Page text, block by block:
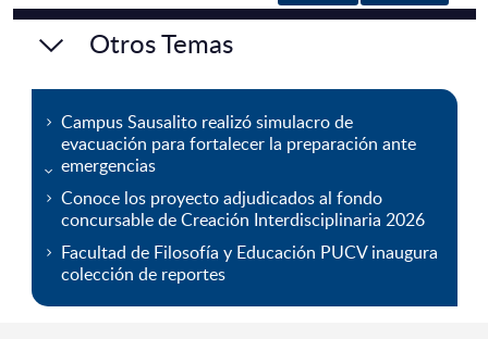
Otros Temas
Campus Sausalito realizó simulacro de
evacuación para fortalecer la preparación ante
emergencias
Conoce los proyecto adjudicados al fondo
concursable de Creación Interdisciplinaria 2026
Facultad de Filosofía y Educación PUCV inaugura
colección de reportes